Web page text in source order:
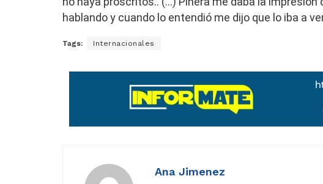
hablando y cuando lo entendió me dijo que lo iba a
Tags: Internacionales
Ana Jimenez